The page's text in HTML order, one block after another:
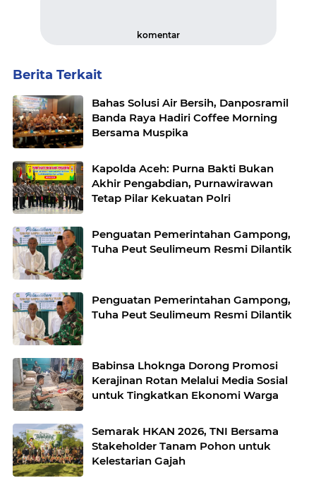
komentar
Berita Terkait
Bahas Solusi Air Bersih, Danposramil
Banda Raya Hadiri Coffee Morning
Bersama Muspika
Kapolda Aceh: Purna Bakti Bukan
Akhir Pengabdian, Purnawirawan
Tetap Pilar Kekuatan Polri
Penguatan Pemerintahan Gampong,
Tuha Peut Seulimeum Resmi Dilantik
Penguatan Pemerintahan Gampong,
Tuha Peut Seulimeum Resmi Dilantik
Babinsa Lhoknga Dorong Promosi
Kerajinan Rotan Melalui Media Sosial
untuk Tingkatkan Ekonomi Warga
Semarak HKAN 2026, TNI Bersama
Stakeholder Tanam Pohon untuk
Kelestarian Gajah